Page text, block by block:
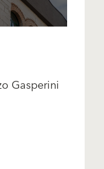
Gasperini